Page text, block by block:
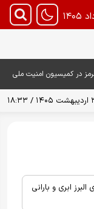
در کمیسیون امنیت ملی
۱۸:۳۳
ابری و بارانی